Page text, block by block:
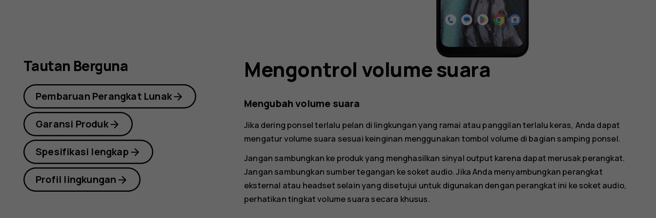
Edition Mengontrol volume suara
Mengubah volume suara
Jika dering ponsel terlalu pelan di lingkungan yang ramai atau panggilan terlalu keras, Anda dapat
mengatur volume suara sesuai keinginan menggunakan tombol volume di bagian samping ponsel.
Jangan sambungkan ke produk yang menghasilkan sinyal output karena dapat merusak perangkat.
Jangan sambungkan sumber tegangan ke soket audio. Jika Anda menyambungkan perangkat
eksternal atau headset selain yang disetujui untuk digunakan dengan perangkat ini ke soket audio,
perhatikan tingkat volume suara secara khusus.
Tautan Berguna
Pembaruan Perangkat Lunak
Garansi Produk
Spesifikasi lengkap
Profil lingkungan